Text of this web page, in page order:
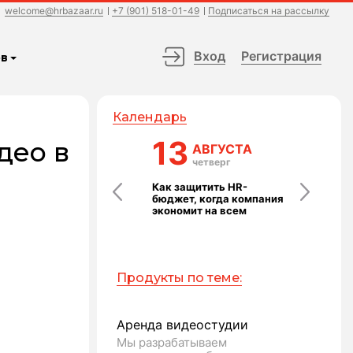
welcome@hrbazaar.ru +7 (901) 518-01-49 Подписаться на рассылку
Вход Регистрация
в
Календарь
24 АВГУСТА
понедельник
Выступление без страха
13 АВГУСТА
четверг
Как защитить HR-
бюджет, когда компания
экономит на всем
Команда как
Продукты по теме:
Аренда видеостудии
Мы разрабатываем